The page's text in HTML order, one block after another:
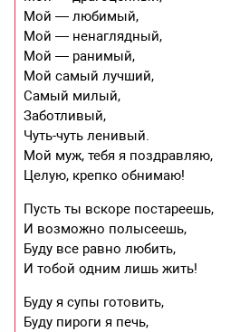
Мой — любимый,
Мой — ненаглядный,
Мой — ранимый,
Мой самый лучший,
Самый милый,
Заботливый,
Чуть-чуть ленивый.
Мой муж, тебя я поздравляю,
Целую, крепко обнимаю!
Пусть ты вскоре постареешь,
И возможно полысеешь,
Буду все равно любить,
И тобой одним лишь жить!
Буду я супы готовить,
Буду пироги я печь,